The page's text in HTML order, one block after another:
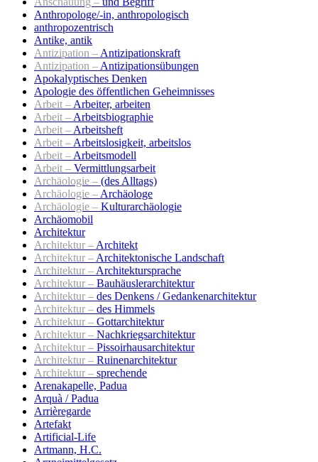
Anthropologe/-in, anthropologisch
anthropozentrisch
Antike, antik
Antizipation – Antizipationskraft
Antizipation – Antizipationsübungen
Apokalyptisches Denken
Apologie des öffentlichen Geheimnisses
Arbeit – Arbeiter, arbeiten
Arbeit – Arbeitsbiographie
Arbeit – Arbeitsheft
Arbeit – Arbeitslosigkeit, arbeitslos
Arbeit – Arbeitsmodell
Arbeit – Vermittlungsarbeit
Archäologie – (des Alltags)
Archäologie – Archäologe
Archäologie – Kulturarchäologie
Archäomobil
Architektur
Architektur – Architekt
Architektur – Architektonische Landschaft
Architektur – Architektursprache
Architektur – Bauhäuslerarchitektur
Architektur – des Denkens / Gedankenarchitektur
Architektur – des Himmels
Architektur – Gottarchitektur
Architektur – Nachkriegsarchitektur
Architektur – Pissoirhausarchitektur
Architektur – Ruinenarchitektur
Architektur – sprechende
Arenakapelle, Padua
Arquà / Padua
Arrièregarde
Artefakt
Artificial-Life
Artmann, H.C.